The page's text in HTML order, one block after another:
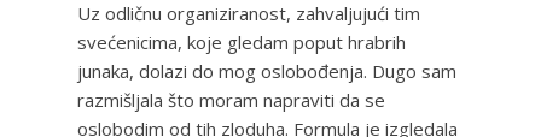
Uz odličnu organiziranost, zahvaljujući tim
svećenicima, koje gledam poput hrabrih
junaka, dolazi do mog oslobođenja. Dugo sam
razmišljala što moram napraviti da se
oslobodim od tih zloduha. Formula je izgledala